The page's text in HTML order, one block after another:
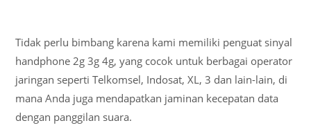
Tidak perlu bimbang karena kami memiliki penguat sinyal
handphone 2g 3g 4g, yang cocok untuk berbagai operator
jaringan seperti Telkomsel, Indosat, XL, 3 dan lain-lain, di
mana Anda juga mendapatkan jaminan kecepatan data
dengan panggilan suara.